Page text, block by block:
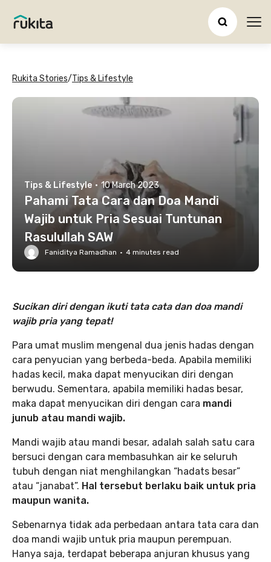
Rukita Stories/Tips & Lifestyle
Tips & Lifestyle · 10 March 2023
Pahami Tata Cara dan Doa Mandi
Wajib untuk Pria Sesuai Tuntunan
Rasulullah SAW
Faniditya Ramadhan · 4 minutes read
Sucikan diri dengan ikuti tata cata dan doa mandi
wajib pria yang tepat!
Para umat muslim mengenal dua jenis hadas dengan
cara penyucian yang berbeda-beda. Apabila memiliki
hadas kecil, maka dapat menyucikan diri dengan
berwudu. Sementara, apabila memiliki hadas besar,
maka dapat menyucikan diri dengan cara mandi
junub atau mandi wajib.
Mandi wajib atau mandi besar, adalah salah satu cara
bersuci dengan cara membasuhkan air ke seluruh
tubuh dengan niat menghilangkan “hadats besar”
atau “janabat”. Hal tersebut berlaku baik untuk pria
maupun wanita.
Sebenarnya tidak ada perbedaan antara tata cara dan
doa mandi wajib untuk pria maupun perempuan.
Hanya saja, terdapat beberapa anjuran khusus yang